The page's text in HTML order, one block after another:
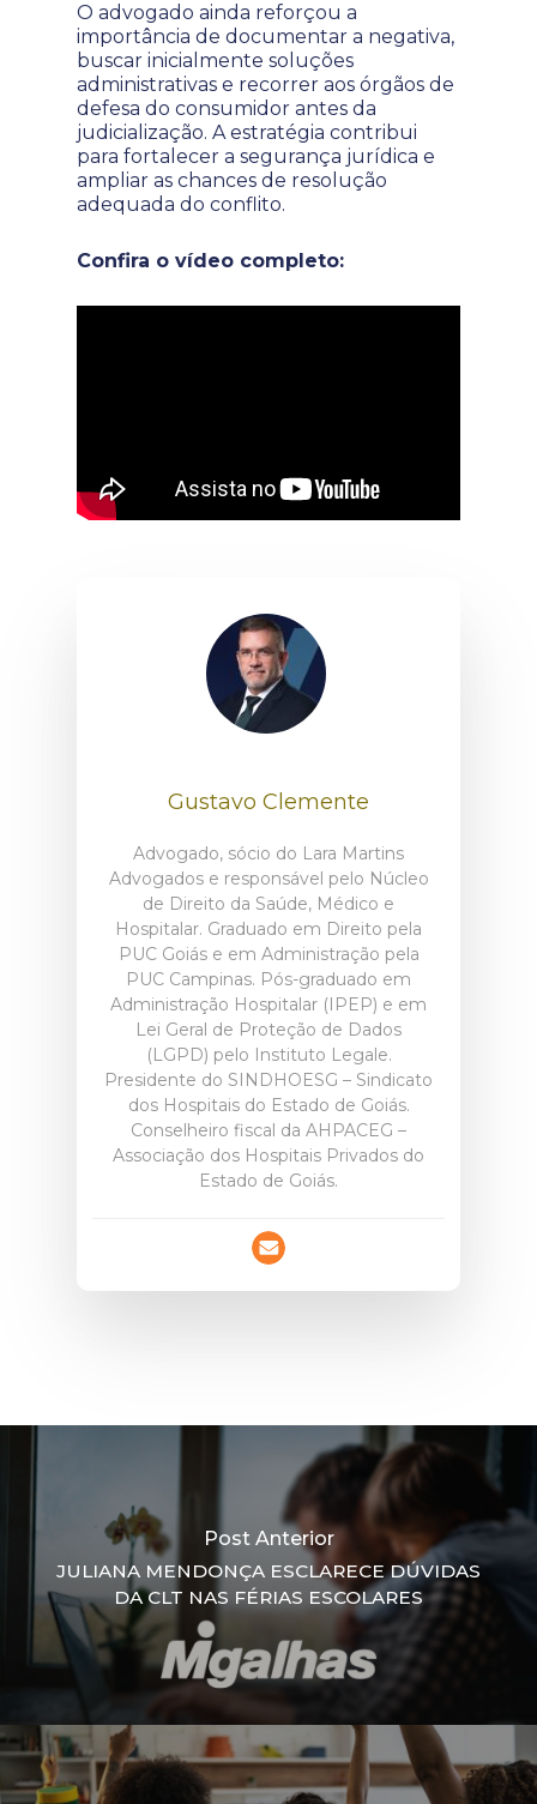
O advogado ainda reforçou a
importância de documentar a negativa,
buscar inicialmente soluções
administrativas e recorrer aos órgãos de
defesa do consumidor antes da
judicialização. A estratégia contribui
para fortalecer a segurança jurídica e
ampliar as chances de resolução
adequada do conflito.
Confira o vídeo completo:
Gustavo Clemente
Advogado, sócio do Lara Martins
Advogados e responsável pelo Núcleo
de Direito da Saúde, Médico e
Hospitalar. Graduado em Direito pela
PUC Goiás e em Administração pela
PUC Campinas. Pós-graduado em
Administração Hospitalar (IPEP) e em
Lei Geral de Proteção de Dados
(LGPD) pelo Instituto Legale.
Presidente do SINDHOESG – Sindicato
dos Hospitais do Estado de Goiás.
Conselheiro fiscal da AHPACEG –
Associação dos Hospitais Privados do
Estado de Goiás.
Post Anterior
JULIANA MENDONÇA ESCLARECE DÚVIDAS
DA CLT NAS FÉRIAS ESCOLARES